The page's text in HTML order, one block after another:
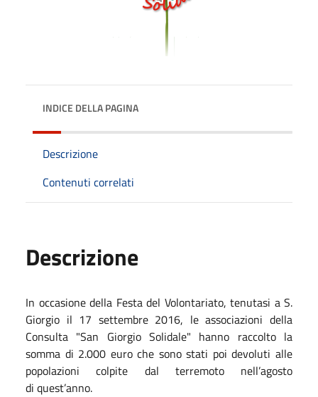
INDICE DELLA PAGINA
Descrizione
Contenuti correlati
Descrizione
In occasione della Festa del Volontariato, tenutasi a S.
Giorgio il 17 settembre 2016, le associazioni della
Consulta "San Giorgio Solidale" hanno raccolto la
somma di 2.000 euro che sono stati poi devoluti alle
popolazioni colpite dal terremoto nell’agosto
di quest’anno.